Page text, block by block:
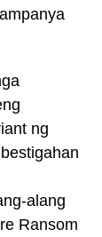
ng
alang
Ransom